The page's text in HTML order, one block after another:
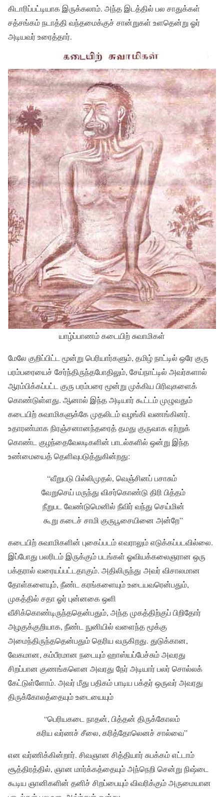
கிடாரிப்பட்டியாக இருக்கலாம். அந்த இடத்தில் பல சாதுக்கள்
சத்சங்கம் நடாத்தி வந்தமைக்குச் சான்றுகள் உளதென்று ஓர்
அடியவர் உரைத்தார்.
யாழ்ப்பாணம் கடையிற் சுவாமிகள்
மேலே குறிப்பிட்ட மூன்று பெரியார்களும், தமிழ் நாட்டில் ஒரே குரு
பரம்பரையைச் சேர்ந்திருந்தபோதிலும், சேய்நாட்டில் அவர்களால்
ஆரம்பிக்கப்பட்ட குரு பரம்பரை மூன்று முக்கிய பிரிவுகளைக்
கொண்டுள்ளது. ஆனால் இந்த அடியார் கூட்டம் முழுவதும்
கடையிற் சுவாமிகளுக்கே முதலிடம் வழங்கி வணங்கினர்.
உதாரண்மாக நிரஞ்சனானந்தரைத் தமது குருவாக ஏற்றுக்
கொண்ட குழந்தைவேலடிகளின் பாடல்களில் ஒன்று இந்த
உண்மையைத் தெளிவுபடுத்துகின்றது:
“வீறுபடு பில்லிமுதல், வெஞ்சினப் பசாசும்
வேறுசெய் மருந்து விசர்கொண்டு திரி பித்தம்
நீறுபட வேண்டுமெனில் நீவிர் வந்து செய்மின்
கூறு கடைச் சாமி குருபூசையினை அன்றே”
கடையிற் சுவாமிகளின் புகைப்படம் எவராலும் எடுக்கப்படவில்லை.
இப்போது பலரிடம் இருக்கும் படங்கள் ஓவியக்கலைஞரான ஒரு
பக்தரால் வரையப்பட்டதாகும். அதிலிருந்து அவர் விசாலமான
தோள்களையும், நீண்ட கரங்களையும் உடையவரென்பதும்,
முகத்தில் சதா ஓர் புன்னகை ஒளி
வீசிக்கொண்டிருந்ததென்பதும், அந்த முகத்திற்குப் பிறிதோர்
அழகுக்குறியாக, நீண்ட நுனியில் வளைந்த மூக்கு
அமைந்திருந்ததென்பதும் தெரிய வருகிறது. துடுக்கான,
வேகமான, கம்பீரமான நடையும் ஹாஸ்யப்பேச்சும் அவரது
சிறப்பான குணங்களென அவரது நேர் அடியார் பலர் சொல்லக்
கேட்டுள்ளோம். அவர் மீது பதிகம் பாடிய பக்தர் ஒருவர் அவரது
திருக்கோலத்தையும் உடையையும்
“பெரியகடை நாதன், பித்தன் திருக்கோலம்
கரிய வர்ணச் சீலை, கரித்தோலெனச் சால்வை”
என வர்ணிக்கின்றார். சிவஞான சித்தியார் சுபக்கம் எட்டாம்
சூத்திரத்தில், ஞான மார்க்கத்தையும் அந்நெறி சென்று நிஷ்டை
கூடிய ஞானிகளின் தனிச் சிறப்பையும் விவரிக்கும் அருமையான